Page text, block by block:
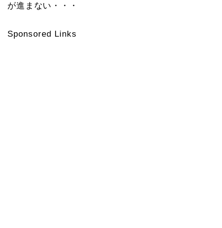
が進まない・・・
Sponsored Links